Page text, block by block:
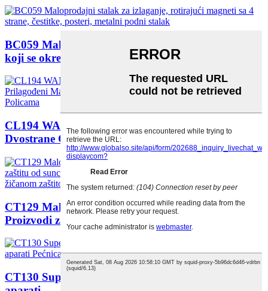
BC059 Maloprodajni magneti za čestitke sa 4 strane
koji se okreću...
CL194 WANS Leisure Casual Shoes Promocija
Dvostrane Cu...
CT129 Maloprodajna dnevna hidratantna krema
Proizvodi za zaštitu od sunca Krema za sunčanje...
CT130 Supermarket Metalna prodavnica Kućanski